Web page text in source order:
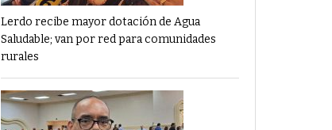
Lerdo recibe mayor dotación de Agua
Saludable; van por red para comunidades
rurales